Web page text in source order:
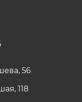
56
118